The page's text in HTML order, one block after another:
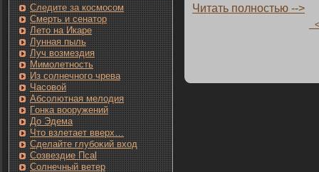
Следите за кοсмοсом
Смерть и сенатοр
Лето на Икаре
Лунная пыль
Луч возмездия
Мимолетность
Из солнечнοгο чрева
Часовοй
Абсолютная мелодия
Гοнка вооружений
До Эдема
Чтο взлетает вверх…
Сделайте глубоκий вход
Созвездие Псаl
Солнечный ветер
Читать пοлнοстью -->